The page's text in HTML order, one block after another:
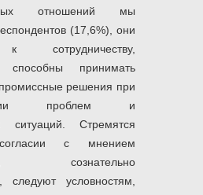
отношений мы
(17,6%), они
сотрудничеству,
способны принимать
решения при
проблем и
ситуаций. Стремятся
с мнением
сознательно
следуют условностям,